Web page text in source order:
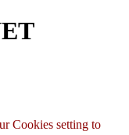
Cookies setting to